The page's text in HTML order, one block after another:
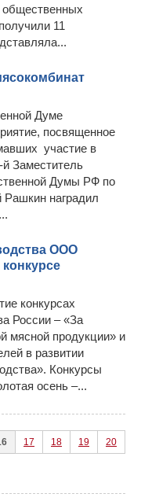
общественных
11
Думе
посвященное
участие в
й Заместитель
Думы РФ по
наградил
ООО
конкурсах
России – «За
мясной продукции» и
в развитии
Конкурсы
осень –...
17 18 19 20